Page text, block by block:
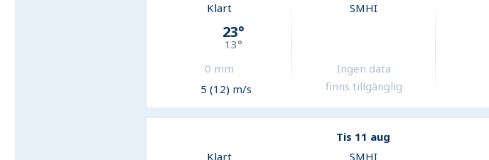
Klart
23°
13°
0 mm
5 (12) m/s
SMHI
Ingen data
finns tillgänglig
Tis 11 aug
Klart
SMHI